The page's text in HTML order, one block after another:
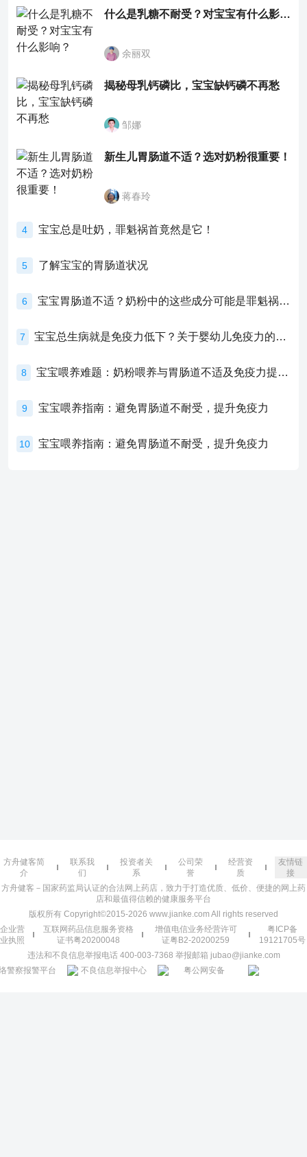
什么是乳糖不耐受？对宝宝有什么影响？
余丽双
揭秘母乳钙磷比，宝宝缺钙磷不再愁
邹娜
新生儿胃肠道不适？选对奶粉很重要！
蒋春玲
4 宝宝总是吐奶，罪魁祸首竟然是它！
5 了解宝宝的胃肠道状况
6 宝宝胃肠道不适？奶粉中的这些成分可能是罪魁祸首！
7 宝宝总生病就是免疫力低下？关于婴幼儿免疫力的真相，家长必须了解！
8 宝宝喂养难题：奶粉喂养与胃肠道不适及免疫力提升的奥秘
9 宝宝喂养指南：避免胃肠道不耐受，提升免疫力
10 宝宝喂养指南：避免胃肠道不耐受，提升免疫力
方舟健客简
介
联系我
们
投资者关
系
公司荣
誉
经营资
质
友情链
接
方舟健客－国家药监局认证的合法网上药店，致力于打造优质、低价、便捷的网上药
店和最值得信赖的健康服务平台
版权所有 Copyright©2015-2026 www.jianke.com All rights reserved
企业营
业执照
互联网药品信息服务资格
证书粤20200048
增值电信业务经营许可
证粤B2-20200259
粤ICP备
19121705号
违法和不良信息举报电话 400-003-7368 举报邮箱 jubao@jianke.com